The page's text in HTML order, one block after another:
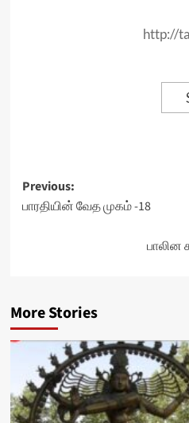
http://
Post
navigation
Previous:
பாரதியின் வேத முகம் -18
பாலின
More Stories